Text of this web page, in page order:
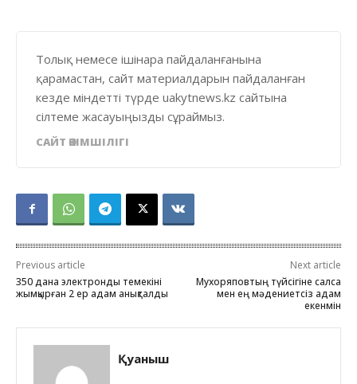
Толық немесе ішінара пайдаланғанына
қарамастан, сайт материалдарын пайдаланған
кезде міндетті түрде uakytnews.kz сайтына
сілтеме жасауыңызды сұраймыз.
САЙТ ӘКІМШІЛІГІ
Previous article
350 дана электронды темекіні
жымқырған 2 ер адам анықталды
Next article
Мухоряповтың түйсігіне салсақ
мен ең мәдениетсіз адам
екенмін
Қуаныш